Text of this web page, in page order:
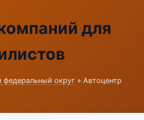
для
федеральный округ » Автоцентр